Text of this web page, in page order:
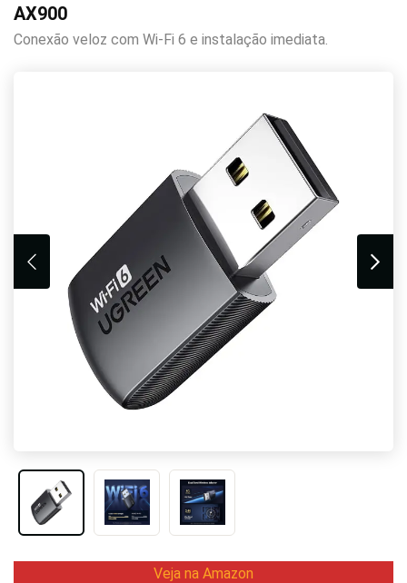
AX900
Conexão veloz com Wi-Fi 6 e instalação imediata.
Veja na Amazon